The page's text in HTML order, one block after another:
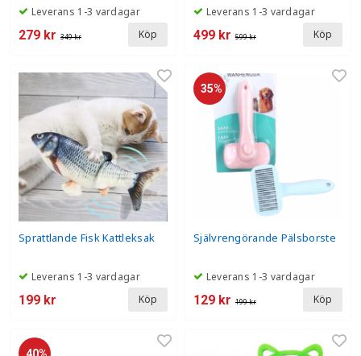
Leverans 1-3 vardagar
279 kr 349 kr Köp
Leverans 1-3 vardagar
499 kr 599 kr Köp
Sprattlande Fisk Kattleksak
Leverans 1-3 vardagar
199 kr Köp
35%
Självrengörande Pälsborste
Leverans 1-3 vardagar
129 kr 199 kr Köp